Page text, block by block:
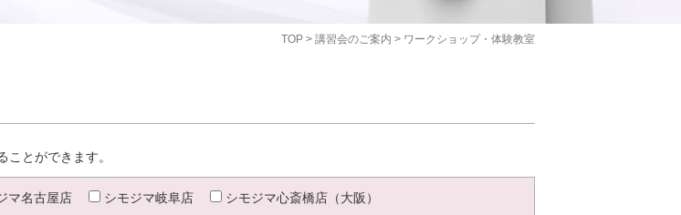
TOP > 講習会のご案内 > ワークショップ・体験教室
とができます。
マ名古屋店 シモジマ岐阜店 シモジマ心斎橋店（大阪）